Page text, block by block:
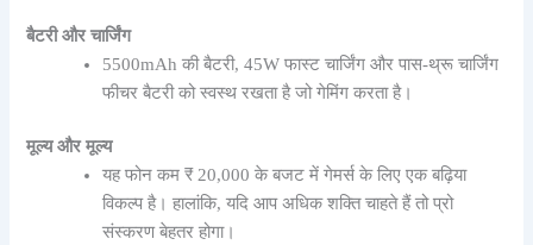
बैटरी और चार्जिंग
5500mAh की बैटरी, 45W फास्ट चार्जिंग और पास-थ्रू चार्जिंग
फीचर बैटरी को स्वस्थ रखता है जो गेमिंग करता है।
मूल्य और मूल्य
यह फोन कम ₹ 20,000 के बजट में गेमर्स के लिए एक बढ़िया
विकल्प है। हालांकि, यदि आप अधिक शक्ति चाहते हैं तो प्रो
संस्करण बेहतर होगा।